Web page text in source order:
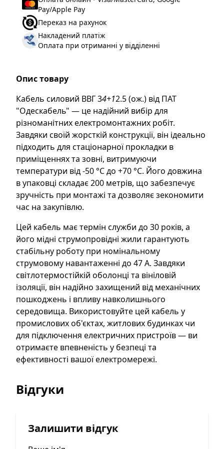
Перетин жив:
4 кв.мм
Скрутка жил:
Термоізоляція:
Тип зовнішньої
Світлотермостійка
Форма перерізу
Номінальна напруга
Un, В:
660 В
Номінальне струмове
навантаження, не
більше:
47 А
Матеріал
струмопровідної жили
Мідь
Тип кабелю:
Силовий
Бренд:
Гарантія: 12 місяців
Pay/Apple Pay
Переказ на рахунок
Накладений платіж
Оплата при отриманні у відділенні
Опис товару
Кабель силовий ВВГ 34+12.5 (ож.) від ПАТ
"Одескабель" — це надійний вибір для
різноманітних електромонтажних робіт.
Завдяки своїй жорсткій конструкції, він ідеально
підходить для стаціонарної прокладки в
приміщеннях та зовні, витримуючи
температури від -50 °C до +70 °C. Його довжина
в упаковці складає 200 метрів, що забезпечує
зручність при монтажі та дозволяє зекономити
час на закупівлю.
Цей кабель має термін служби до 30 років, а
його мідні струмопровідні жили гарантують
стабільну роботу при номінальному
струмовому навантаженні до 47 А. Завдяки
світлотермостійкій оболонці та вініловій
ізоляції, він надійно захищений від механічних
пошкоджень і впливу навколишнього
середовища. Використовуйте цей кабель у
промислових об'єктах, житлових будинках чи
для підключення електричних пристроїв — ви
отримаєте впевненість у безпеці та
ефективності вашої електромережі.
Відгуки
Залишити відгук